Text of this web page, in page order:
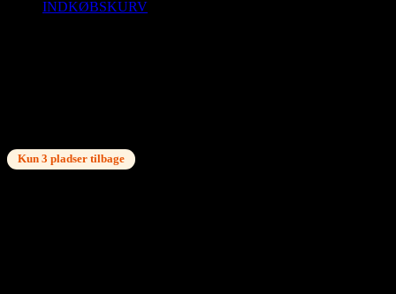
INDKØBSKURV
Kun 3 pladser tilbage